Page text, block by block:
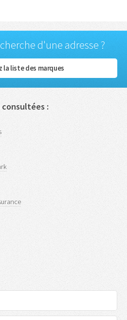
d'une adresse ?
la liste des marques
consultées :